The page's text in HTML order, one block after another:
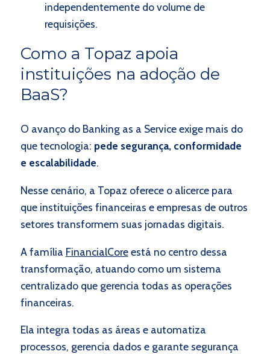
independentemente do volume de
requisições.
Como a Topaz apoia
instituições na adoção de
BaaS?
O avanço do Banking as a Service exige mais do
que tecnologia: pede segurança, conformidade
e escalabilidade.
Nesse cenário, a Topaz oferece o alicerce para
que instituições financeiras e empresas de outros
setores transformem suas jornadas digitais.
A família FinancialCoreestá no centro dessa
transformação, atuando como um sistema
centralizado que gerencia todas as operações
financeiras.
Ela integra todas as áreas e automatiza
processos, gerencia dados e garante segurança